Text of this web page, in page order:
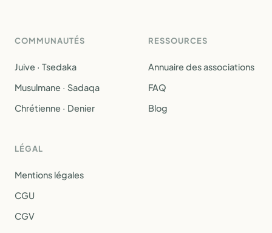
COMMUNAUTÉS
Juive · Tsedaka
Musulmane · Sadaqa
Chrétienne · Denier
RESSOURCES
Annuaire des associations
FAQ
Blog
LÉGAL
Mentions légales
CGU
CGV